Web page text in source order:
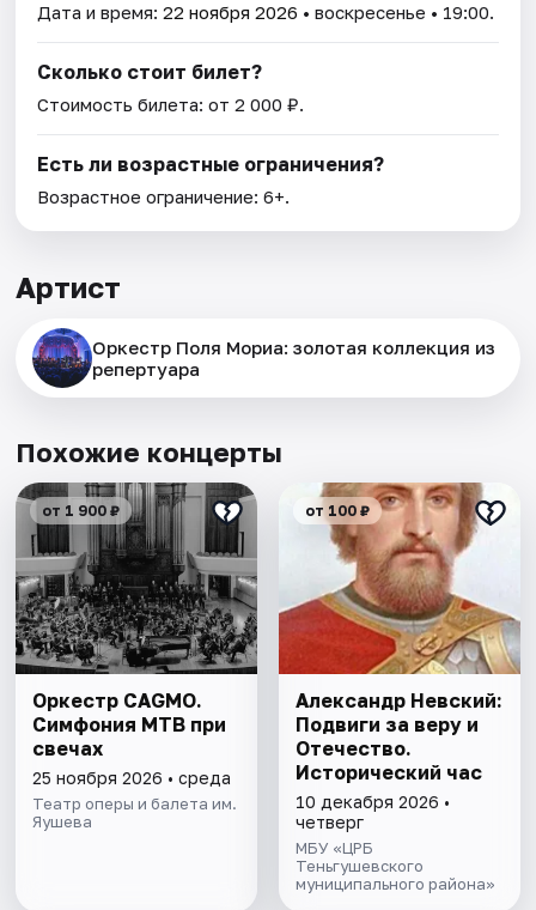
Дата и время:22 ноября 2026 • воскресенье • 19:00.
Сколько стоит билет?
Стоимость билета: от 2 000 ₽.
Есть ли возрастные ограничения?
Возрастное ограничение: 6+.
Артист
Оркестр Поля Мориа: золотая коллекция из
репертуара
Похожие концерты
от 1 900 ₽
Оркестр CAGMO.
Симфония МТВ при
свечах
25 ноября 2026 • среда
Театр оперы и балета им.
Яушева
от 100 ₽
Александр Невский:
Подвиги за веру и
Отечество.
Исторический час
10 декабря 2026 •
четверг
МБУ «ЦРБ
Теньгушевского
муниципального района»